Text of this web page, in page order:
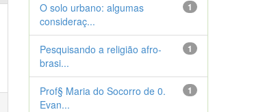
1
O solo urbano: algumas
consideraç...
1
Pesquisando a religião afro-
brasi...
1
Prof§ Maria do Socorro de 0.
Evan...